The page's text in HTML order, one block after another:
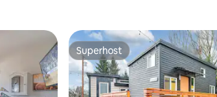
Superhost
Superhost